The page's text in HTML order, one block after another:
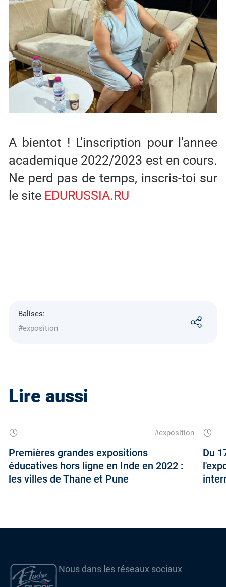
A bientot ! L’inscription pour l’annee
academique 2022/2023 est en cours.
Ne perd pas de temps, inscris-toi sur
le site EDURUSSIA.RU
Balises:
#exposition
Lire aussi
#exposition
Premières grandes expositions
éducatives hors ligne en Inde en 2022 :
les villes de Thane et Pune
Du
Nous dans les réseaux sociaux